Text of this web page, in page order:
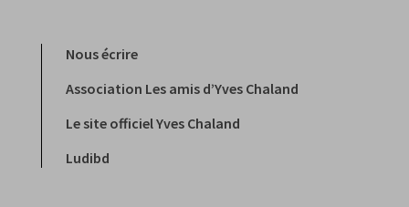
Nous écrire
Association Les amis d’Yves Chaland
Le site officiel Yves Chaland
Ludibd